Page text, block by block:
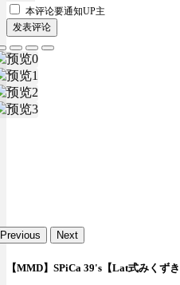
本评论要通知UP主
发表评论
Previous Next
【MMD】SPiCa 39's【Lat式みくずき